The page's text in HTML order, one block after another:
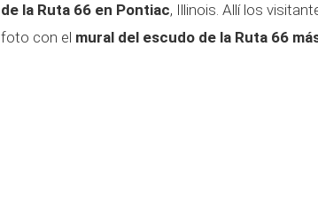
de la Ruta 66 en Pontiac, Illinois. Allí los
foto con el mural del escudo de la Ruta 66